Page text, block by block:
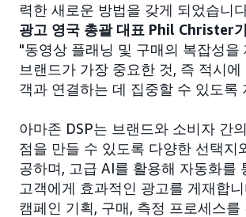
력한 새로운 방법을 갖게 되었습니
광고 영국 총괄 대표 Phil Christer
"동영상 플래닝 및 구매의 복잡성을
브랜드가 가장 중요한 것, 즉 적시에
객과 연결하는 데 집중할 수 있도록
아마존 DSP는 브랜드와 소비자 간
점을 만들 수 있도록 다양한 선택지
공하며, 고급 AI를 활용해 자동화를
고객에게 효과적인 광고를 게재합
캠페인 기획, 구매, 측정 프로세스를